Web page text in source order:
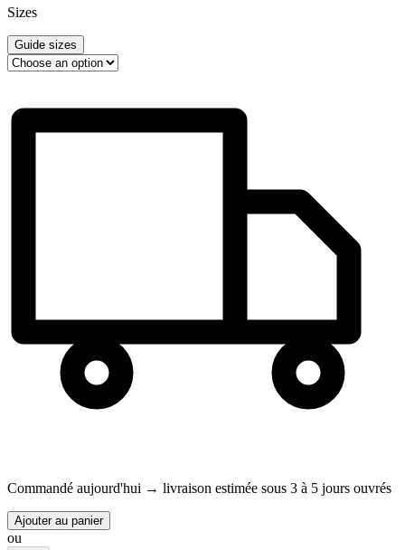
Sizes
Guide sizes
Commandé aujourd'hui → livraison estimée sous 3 à 5 jours ouvrés
Ajouter au panier
ou